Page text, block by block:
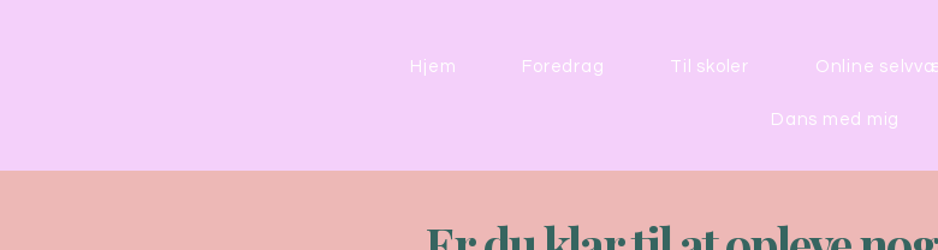
Hjem Foredrag Til skoler Online
Dans med mig